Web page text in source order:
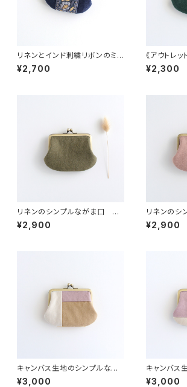
リネンとインド刺繍リボンのミニ
がま口 ネイビー
¥2,700
《アウトレ
ながま口
¥2,300
リネンのシンプルながま口 モ
スグリーン
¥2,900
リネンのシ
すみピンク
¥2,900
キャンバス生地のシンプルなが
ま口 カケラシリーズ3
¥3,000
キャンバス
ま口 カケ
¥3,000